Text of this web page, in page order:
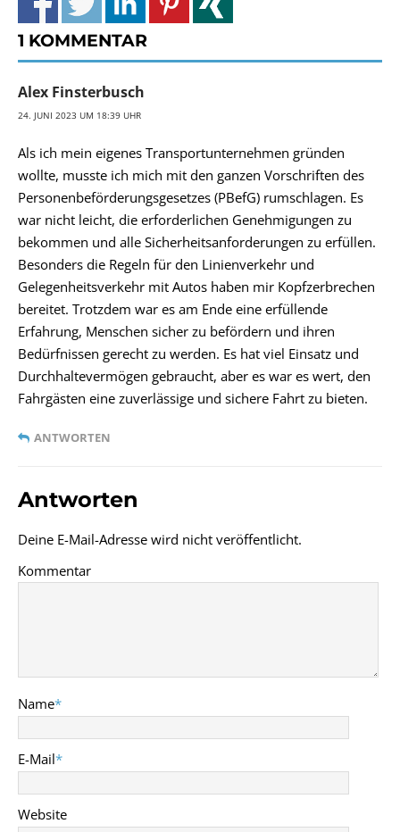
1 KOMMENTAR
Alex Finsterbusch
24. JUNI 2023 UM 18:39 UHR
Als ich mein eigenes Transportunternehmen gründen
wollte, musste ich mich mit den ganzen Vorschriften des
Personenbeförderungsgesetzes (PBefG) rumschlagen. Es
war nicht leicht, die erforderlichen Genehmigungen zu
bekommen und alle Sicherheitsanforderungen zu erfüllen.
Besonders die Regeln für den Linienverkehr und
Gelegenheitsverkehr mit Autos haben mir Kopfzerbrechen
bereitet. Trotzdem war es am Ende eine erfüllende
Erfahrung, Menschen sicher zu befördern und ihren
Bedürfnissen gerecht zu werden. Es hat viel Einsatz und
Durchhaltevermögen gebraucht, aber es war es wert, den
Fahrgästen eine zuverlässige und sichere Fahrt zu bieten.
ANTWORTEN
Antworten
Deine E-Mail-Adresse wird nicht veröffentlicht.
Kommentar
Name*
E-Mail*
Website